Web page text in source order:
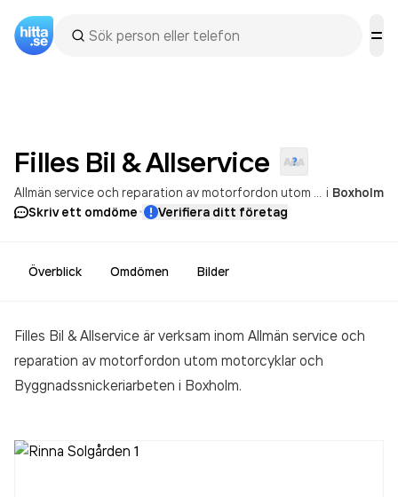
Filles Bil &Allservice
i Boxholm
Skriv ett omdöme· Verifiera ditt företag
Överblick Omdömen Bilder
Filles Bil & Allservice är verksam inom Allmän service och
reparation av motorfordon utom motorcyklar och
Byggnadssnickeriarbeten i Boxholm.